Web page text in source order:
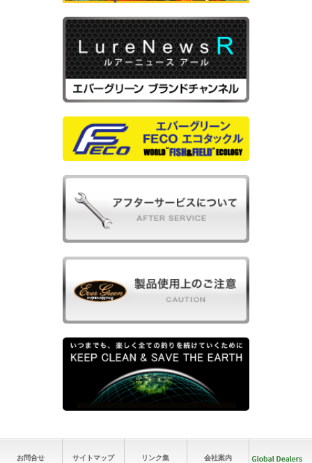
お問合せ サイトマップ リンク集 会社案内